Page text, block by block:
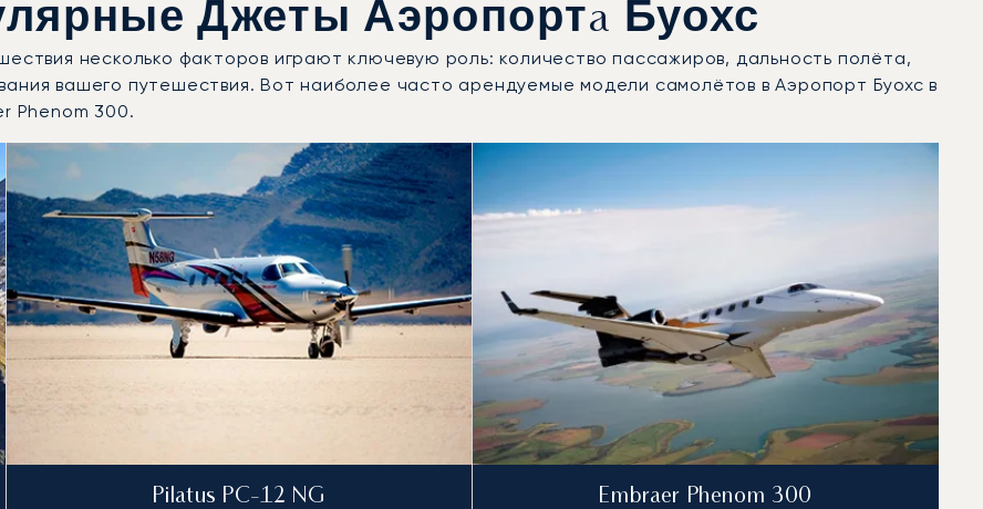
Джеты Аэропортa Буохс
несколько факторов играют ключевую роль: количество пассажиров, дальность полёта,
вашего путешествия. Вот наиболее часто арендуемые модели самолётов в Аэропорт Буохс в
Phenom 300.
судов по числу полётных движений в 2025 году
Места
(км)
Pilatus PC-12 NG Embraer Phenom 300